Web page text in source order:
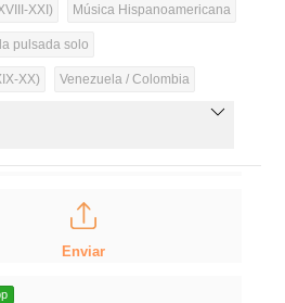
XXI) Música Hispanoamericana
pulsada solo
XX) Venezuela / Colombia
Enviar